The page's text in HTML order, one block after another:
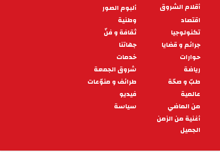
PIED
DE
PAGE
أقلام الشروق
ألبوم الصور
اقتصاد
وطنية
تكنولوجيا
ثقافة و فنّ
جرائم و قضايا
جهاتنا
حوارات
خدمات
رياضة
شروق الجمعة
طبّ و صحّة
طرائف و منوّعات
عالمية
فيديو
من الماضي
سياسة
أغنية من الزمن
الجميل